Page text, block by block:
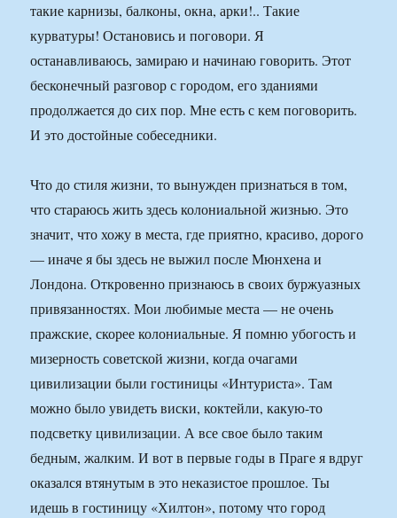
такие карнизы, балконы, окна, арки!.. Такие
курватуры! Остановись и поговори. Я
останавливаюсь, замираю и начинаю говорить. Этот
бесконечный разговор с городом, его зданиями
продолжается до сих пор. Мне есть с кем поговорить.
И это достойные собеседники.
Что до стиля жизни, то вынужден признаться в том,
что стараюсь жить здесь колониальной жизнью. Это
значит, что хожу в места, где приятно, красиво, дорого
— иначе я бы здесь не выжил после Мюнхена и
Лондона. Откровенно признаюсь в своих буржуазных
привязанностях. Мои любимые места — не очень
пражские, скорее колониальные. Я помню убогость и
мизерность советской жизни, когда очагами
цивилизации были гостиницы «Интуриста». Там
можно было увидеть виски, коктейли, какую-то
подсветку цивилизации. А все свое было таким
бедным, жалким. И вот в первые годы в Праге я вдруг
оказался втянутым в это неказистое прошлое. Ты
идешь в гостиницу «Хилтон», потому что город